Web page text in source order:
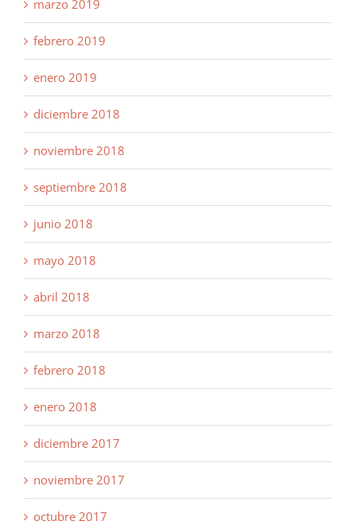
marzo 2019
febrero 2019
enero 2019
diciembre 2018
noviembre 2018
septiembre 2018
junio 2018
mayo 2018
abril 2018
marzo 2018
febrero 2018
enero 2018
diciembre 2017
noviembre 2017
octubre 2017